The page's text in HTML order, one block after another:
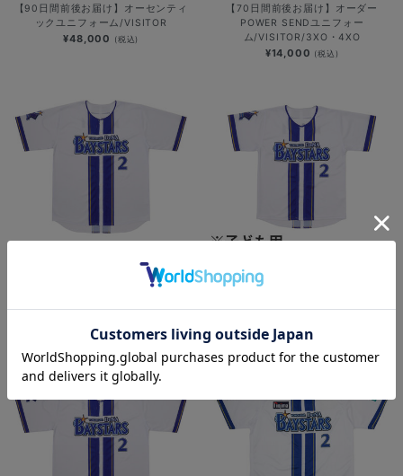
【90日間前後お届け】オーセンティ
ックユニフォーム/VISITOR
¥48,000 (税込)
【70日間前後お届け】オーダー
POWER SENDユニフォー
ム/VISITOR/3XO・4XO
¥14,000 (税込)
¥12,000(税込) ¥7,900(税込)